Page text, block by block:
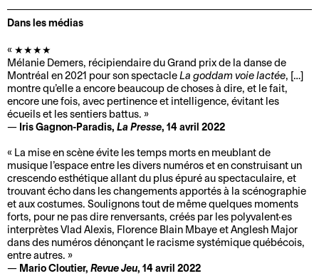
n
i
m
p
o
r
t
a
n
t
e
n
c
u
l
t
Dans les médias
★★★★
Mélanie Demers, récipiendaire du Grand prix de la danse de
Montréal en 2021 pour son spectacleLa goddam voie lactée, […]
montre qu’elle a encore beaucoup de choses à dire, et le fait,
encore une fois, avec pertinence et intelligence, évitant les
écueils et les sentiers battus.
Iris Gagnon-Paradis, La Presse, 14 avril 2022
La mise en scène évite les temps morts en meublant de
musique l’espace entre les divers numéros et en construisant un
crescendo esthétique allant du plus épuré au spectaculaire, et
trouvant écho dans les changements apportés à la scénographie
et aux costumes. Soulignons tout de même quelques moments
forts, pour ne pas dire renversants, créés par les polyvalent·es
interprètes Vlad Alexis, Florence Blain Mbaye et Anglesh Major
dans des numéros dénonçant le racisme systémique québécois,
entre autres.
Mario Cloutier, Revue Jeu, 14 avril 2022